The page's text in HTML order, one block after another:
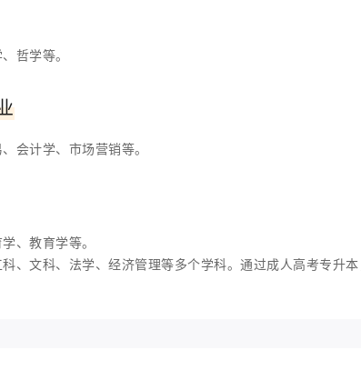
哲学等。
会计学、市场营销等。
、教育学等。
、文科、法学、经济管理等多个学科。通过成人高考专升